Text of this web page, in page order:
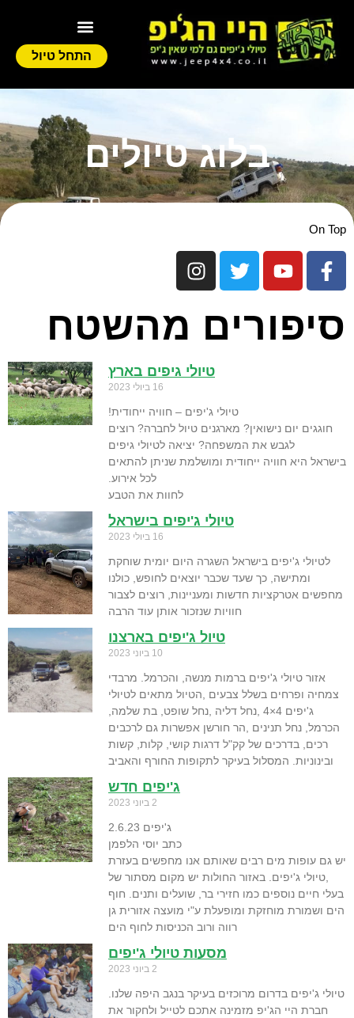
התחל טיול
בלוג טיולים
On Top
סיפורים מהשטח
טיולי גיפים בארץ
16 ביולי 2023
טיולי ג'יפים – חוויה ייחודית!
חוגגים יום נישואין? מארגנים טיול לחברה? רוצים
לגבש את המשפחה? יציאה לטיולי גיפים
בישראל היא חוויה ייחודית ומושלמת שניתן להתאים
לכל אירוע.
לחוות את הטבע
טיולי ג'יפים בישראל
16 ביולי 2023
לטיולי ג'יפים בישראל השגרה היום יומית שוחקת
ומתישה, כך שעד שכבר יוצאים לחופש, כולנו
מחפשים אטרקציות חדשות ומעניינות, רוצים לצבור
חוויות שנזכור אותן עוד הרבה
טיול ג'יפים בארצנו
10 ביוני 2023
אזור טיולי ג'יפים ברמות מנשה, והכרמל. מרבדי
צמחיה ופרחים בשלל צבעים ,הטיול מתאים לטיולי
ג'יפים 4×4 ,נחל דליה ,נחל שופט, בת שלמה,
הכרמל, נחל תנינים ,הר חורשן אפשרות גם לרכבים
רכים, בדרכים של קק"ל דרגות קושי, קלות, קשות
ובינוניות. המסלול בעיקר לתקופות החורף והאביב
ג'יפים חדש
2 ביוני 2023
ג'יפים 2.6.23
כתב יוסי הלפמן
יש גם עופות מים רבים שאותם אנו מחפשים בעזרת
,טיולי ג'יפים. באזור החולות יש מקום מסתור של
בעלי חיים נוספים כמו חזירי בר, שועלים ותנים. חוף
הים ושמורת מוחזקת ומופעלת ע"י מועצה אזורית גן
רווה ורוב הכניסות לחוף הים
מסעות טיולי ג'יפים
2 ביוני 2023
טיולי ג'יפים בדרום מרוכזים בעיקר בנגב היפה שלנו.
חברת היי הג'יפ מזמינה אתכם לטייל ולחקור את